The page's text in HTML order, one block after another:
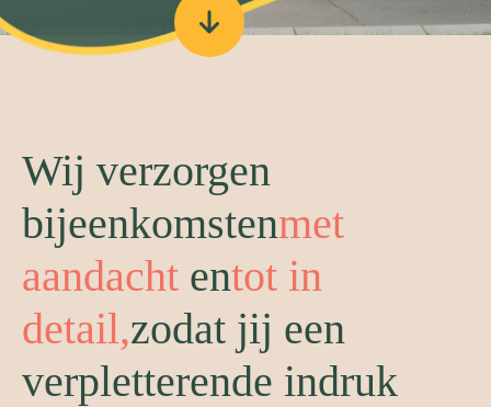
Wij verzorgen
bijeenkomstenmet
aandacht entot in
detail,zodat jij een
verpletterende indruk